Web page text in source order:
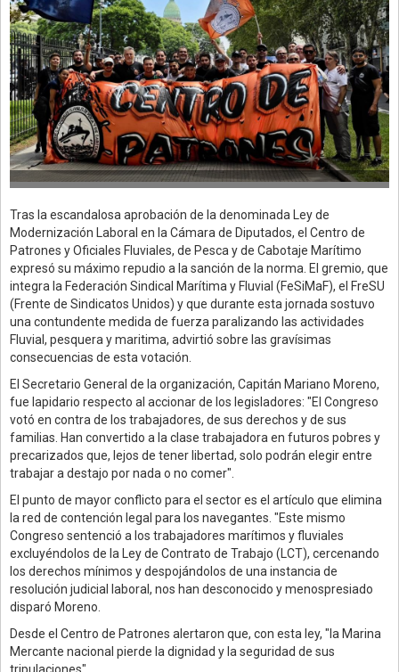
Tras la escandalosa aprobación de la denominada Ley de
Modernización Laboral en la Cámara de Diputados, el Centro de
Patrones y Oficiales Fluviales, de Pesca y de Cabotaje Marítimo
expresó su máximo repudio a la sanción de la norma. El gremio, que
integra la Federación Sindical Marítima y Fluvial (FeSiMaF), el FreSU
(Frente de Sindicatos Unidos) y que durante esta jornada sostuvo
una contundente medida de fuerza paralizando las actividades
Fluvial, pesquera y maritima, advirtió sobre las gravísimas
consecuencias de esta votación.
El Secretario General de la organización, Capitán Mariano Moreno,
fue lapidario respecto al accionar de los legisladores: "El Congreso
votó en contra de los trabajadores, de sus derechos y de sus
familias. Han convertido a la clase trabajadora en futuros pobres y
precarizados que, lejos de tener libertad, solo podrán elegir entre
trabajar a destajo por nada o no comer".
El punto de mayor conflicto para el sector es el artículo que elimina
la red de contención legal para los navegantes. "Este mismo
Congreso sentenció a los trabajadores marítimos y fluviales
excluyéndolos de la Ley de Contrato de Trabajo (LCT), cercenando
los derechos mínimos y despojándolos de una instancia de
resolución judicial laboral, nos han desconocido y menospresiado
disparó Moreno.
Desde el Centro de Patrones alertaron que, con esta ley, "la Marina
Mercante nacional pierde la dignidad y la seguridad de sus
tripulaciones".